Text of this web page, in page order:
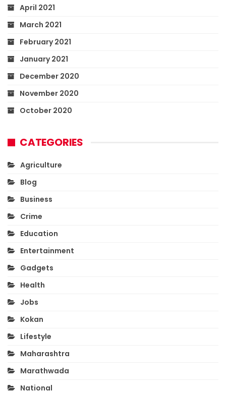
April 2021
March 2021
February 2021
January 2021
December 2020
November 2020
October 2020
CATEGORIES
Agriculture
Blog
Business
Crime
Education
Entertainment
Gadgets
Health
Jobs
Kokan
Lifestyle
Maharashtra
Marathwada
National